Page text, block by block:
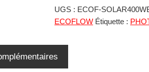
UGS : ECOF-
ECOFLOW Étiquette :